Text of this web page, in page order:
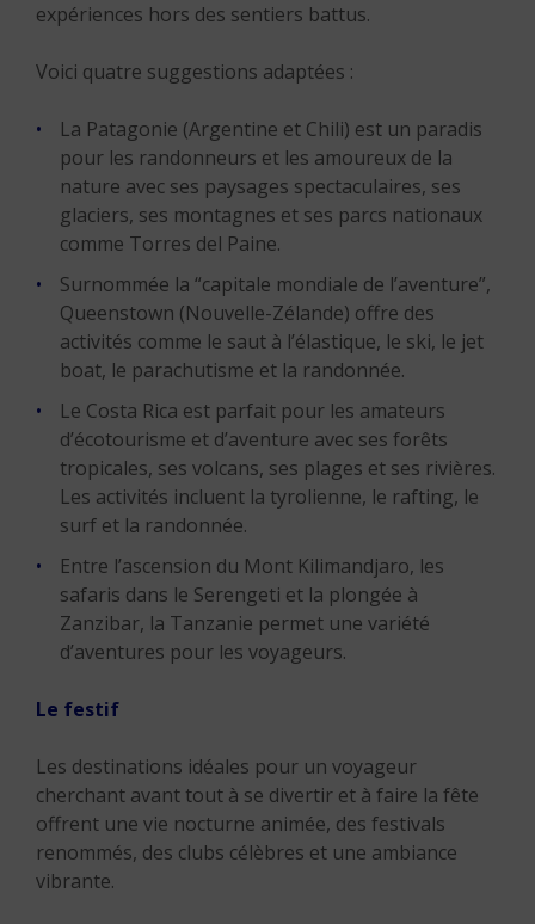
expériences hors des sentiers battus.
Voici quatre suggestions adaptées :
La Patagonie (Argentine et Chili) est un paradis
pour les randonneurs et les amoureux de la
nature avec ses paysages spectaculaires, ses
glaciers, ses montagnes et ses parcs nationaux
comme Torres del Paine.
Surnommée la “capitale mondiale de l’aventure”,
Queenstown (Nouvelle-Zélande) offre des
activités comme le saut à l’élastique, le ski, le jet
boat, le parachutisme et la randonnée.
Le Costa Rica est parfait pour les amateurs
d’écotourisme et d’aventure avec ses forêts
tropicales, ses volcans, ses plages et ses rivières.
Les activités incluent la tyrolienne, le rafting, le
surf et la randonnée.
Entre l’ascension du Mont Kilimandjaro, les
safaris dans le Serengeti et la plongée à
Zanzibar, la Tanzanie permet une variété
d’aventures pour les voyageurs.
Le festif
Les destinations idéales pour un voyageur
cherchant avant tout à se divertir et à faire la fête
offrent une vie nocturne animée, des festivals
renommés, des clubs célèbres et une ambiance
vibrante.